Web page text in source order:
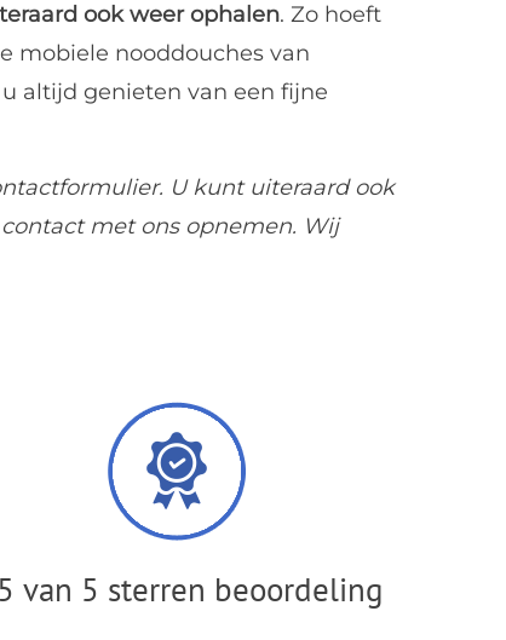
ook weer ophalen. Zo hoeft
mobiele nooddouches van
altijd genieten van een fijne
. U kunt uiteraard ook
contactmet ons opnemen. Wij
van 5 sterren beoordeling